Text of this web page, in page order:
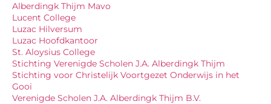
Alberdingk Thijm Mavo
Lucent College
Luzac Hilversum
Luzac Hoofdkantoor
St. Aloysius College
Stichting Verenigde Scholen J.A. Alberdingk Thijm
Stichting voor Christelijk Voortgezet Onderwijs in het
Gooi
Verenigde Scholen J.A. Alberdingk Thijm B.V.